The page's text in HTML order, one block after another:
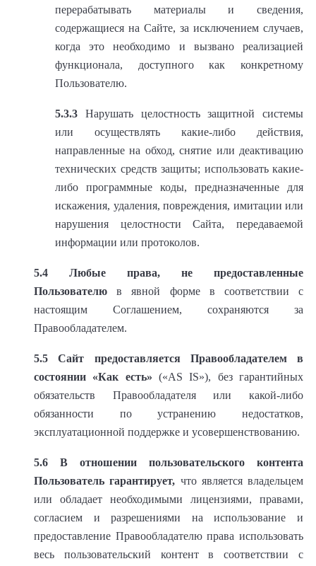
перерабатывать материалы и сведения,
содержащиеся на Сайте, за исключением случаев,
когда это необходимо и вызвано реализацией
функционала, доступного как конкретному
Пользователю.
5.3.3 Нарушать целостность защитной системы
или осуществлять какие-либо действия,
направленные на обход, снятие или деактивацию
технических средств защиты; использовать какие-
либо программные коды, предназначенные для
искажения, удаления, повреждения, имитации или
нарушения целостности Сайта, передаваемой
информации или протоколов.
5.4
Любые права, не предоставленные
Пользователю в явной форме в соответствии с
настоящим Соглашением, сохраняются за
Правообладателем.
5.5
Сайт предоставляется Правообладателем в
состоянии «Как есть» («AS IS»), без гарантийных
обязательств Правообладателя или какой-либо
обязанности по устранению недостатков,
эксплуатационной поддержке и усовершенствованию.
5.6
В отношении пользовательского контента
Пользователь гарантирует, что является владельцем
или обладает необходимыми лицензиями, правами,
согласием и разрешениями на использование и
предоставление Правообладателю права использовать
весь пользовательский контент в соответствии с